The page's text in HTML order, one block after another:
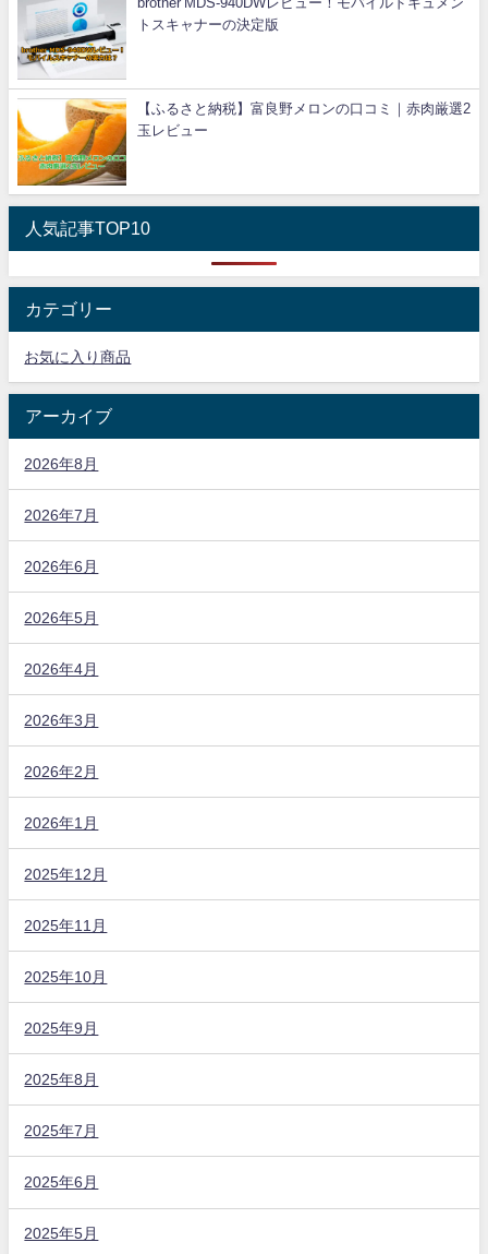
トスキャナーの決定版
【ふるさと納税】富良野メロンの口コミ｜赤肉厳選2
玉レビュー
人気記事TOP10
カテゴリー
お気に入り商品
アーカイブ
2026年8月
2026年7月
2026年6月
2026年5月
2026年4月
2026年3月
2026年2月
2026年1月
2025年12月
2025年11月
2025年10月
2025年9月
2025年8月
2025年7月
2025年6月
2025年5月